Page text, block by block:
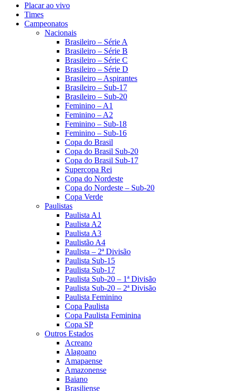
Placar ao vivo
Times
Campeonatos
Nacionais
Brasileiro – Série A
Brasileiro – Série B
Brasileiro – Série C
Brasileiro – Série D
Brasileiro – Aspirantes
Brasileiro – Sub-17
Brasileiro – Sub-20
Feminino – A1
Feminino – A2
Feminino – Sub-18
Feminino – Sub-16
Copa do Brasil
Copa do Brasil Sub-20
Copa do Brasil Sub-17
Supercopa Rei
Copa do Nordeste
Copa do Nordeste – Sub-20
Copa Verde
Paulistas
Paulista A1
Paulista A2
Paulista A3
Paulistão A4
Paulista – 2ª Divisão
Paulista Sub-15
Paulista Sub-17
Paulista Sub-20 – 1ª Divisão
Paulista Sub-20 – 2ª Divisão
Paulista Feminino
Copa Paulista
Copa Paulista Feminina
Copa SP
Outros Estados
Acreano
Alagoano
Amapaense
Amazonense
Baiano
Brasiliense